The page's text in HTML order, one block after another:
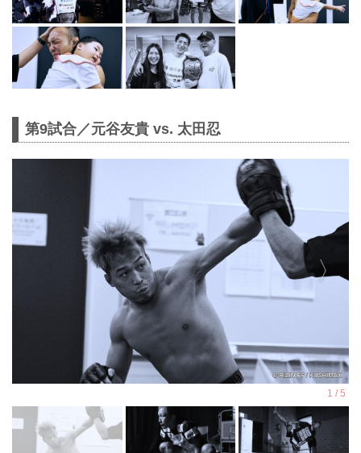
第9試合／元谷友貴 vs. 太田忍